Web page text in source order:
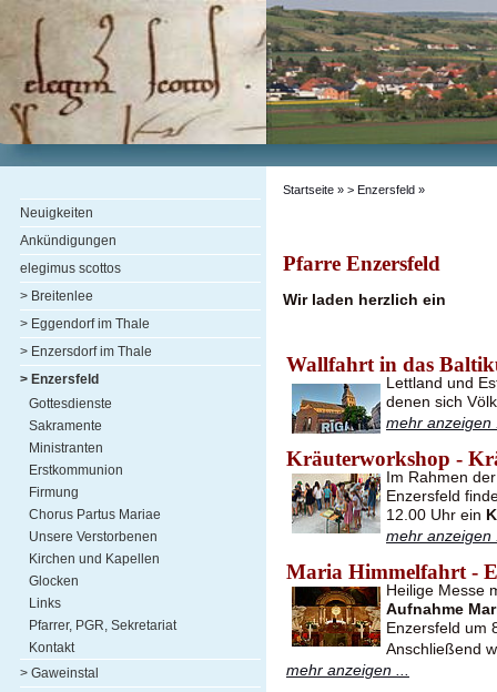
Neuigkeiten
Ankündigungen
elegimus scottos
> Breitenlee
> Eggendorf im Thale
> Enzersdorf im Thale
> Enzersfeld
Gottesdienste
Sakramente
Ministranten
Erstkommunion
Firmung
Chorus Partus Mariae
Unsere Verstorbenen
Kirchen und Kapellen
Glocken
Links
Pfarrer, PGR, Sekretariat
Kontakt
> Gaweinstal
Startseite » > Enzersfeld »
Pfarre Enzersfeld
Wir laden herzlich ein
Wallfahrt in das
Lettland und
denen sich
mehr anzeigen
Kräuterworkshop -
Im Rahmen
Enzersfeld
12.00 Uhr ein
mehr anzeigen
Maria Himmelfahrt -
Heilige Messe
Aufnahme
Enzersfeld um
Anschließend
mehr anzeigen ...